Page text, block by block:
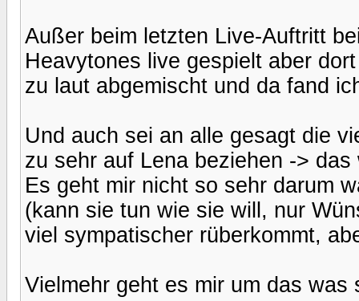
Außer beim letzten Live-Auftritt
Heavytones live gespielt aber
zu laut abgemischt und da fand
Und auch sei an alle gesagt die
zu sehr auf Lena beziehen ->
Es geht mir nicht so sehr darum
(kann sie tun wie sie will, nur
viel sympatischer rüberkommt,
Vielmehr geht es mir um das